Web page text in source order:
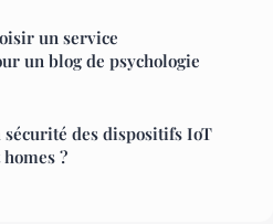
un service
un blog de psychologie
des dispositifs IoT
?